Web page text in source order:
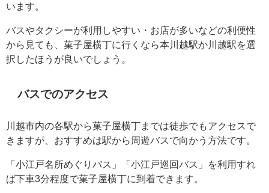
います。
バスやタクシーが利用しやすい・お店が多いなどの利便性
から見ても、菓子屋横丁に行くなら本川越駅か川越駅を選
択したほうが良いでしょう。
バスでのアクセス
川越市内の各駅から菓子屋横丁までは徒歩でもアクセスで
きますが、おすすめは駅から周遊バスで向かう方法です。
「小江戸名所めぐりバス」「小江戸巡回バス」を利用すれ
ば下車3分程度で菓子屋横丁に到着できます。